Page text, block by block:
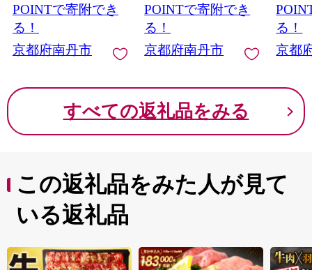
牛 肉 国産 丹波産 ブラ
ンド 冷凍 京都 京都産
黒毛和牛
POINTで寄附でき
る！
京都府南丹市
肉 お肉 牛 肉 国産 丹
波産 ブランド 冷凍 京
都 京都産黒毛和牛
POINTで寄附でき
る！
京都府南丹市
る！
京都
すべての返礼品をみる
この返礼品をみた人が見て
いる返礼品